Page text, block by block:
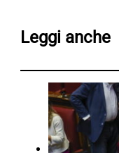
Leggi anche